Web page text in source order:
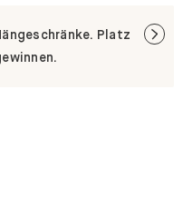
Platz